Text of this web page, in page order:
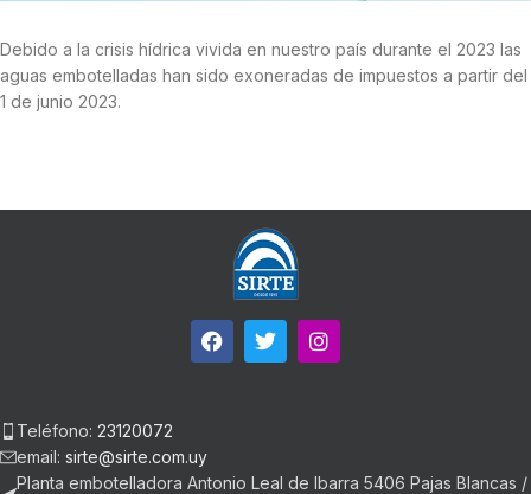
Debido a la crisis hídrica vivida en nuestro país durante el 2023 las
aguas embotelladas han sido exoneradas de impuestos a partir del
1 de junio 2023.
Teléfono: 23120072
email: sirte@sirte.com.uy
Planta embotelladora Antonio Leal de Ibarra 5406 Pajas Blancas /